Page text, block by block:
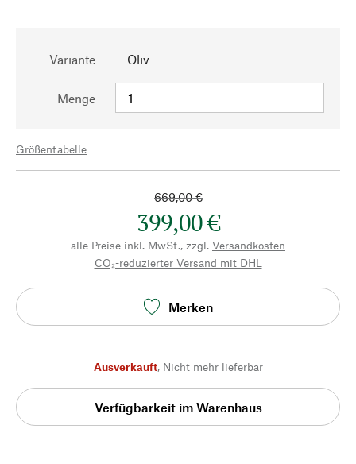
Variante Oliv
Menge
Größentabelle
669,00 €
399,00 €
alle Preise inkl. MwSt., zzgl. Versandkosten
CO₂-reduzierter Versand mit DHL
Merken
Ausverkauft, Nicht mehr lieferbar
Verfügbarkeit im Warenhaus